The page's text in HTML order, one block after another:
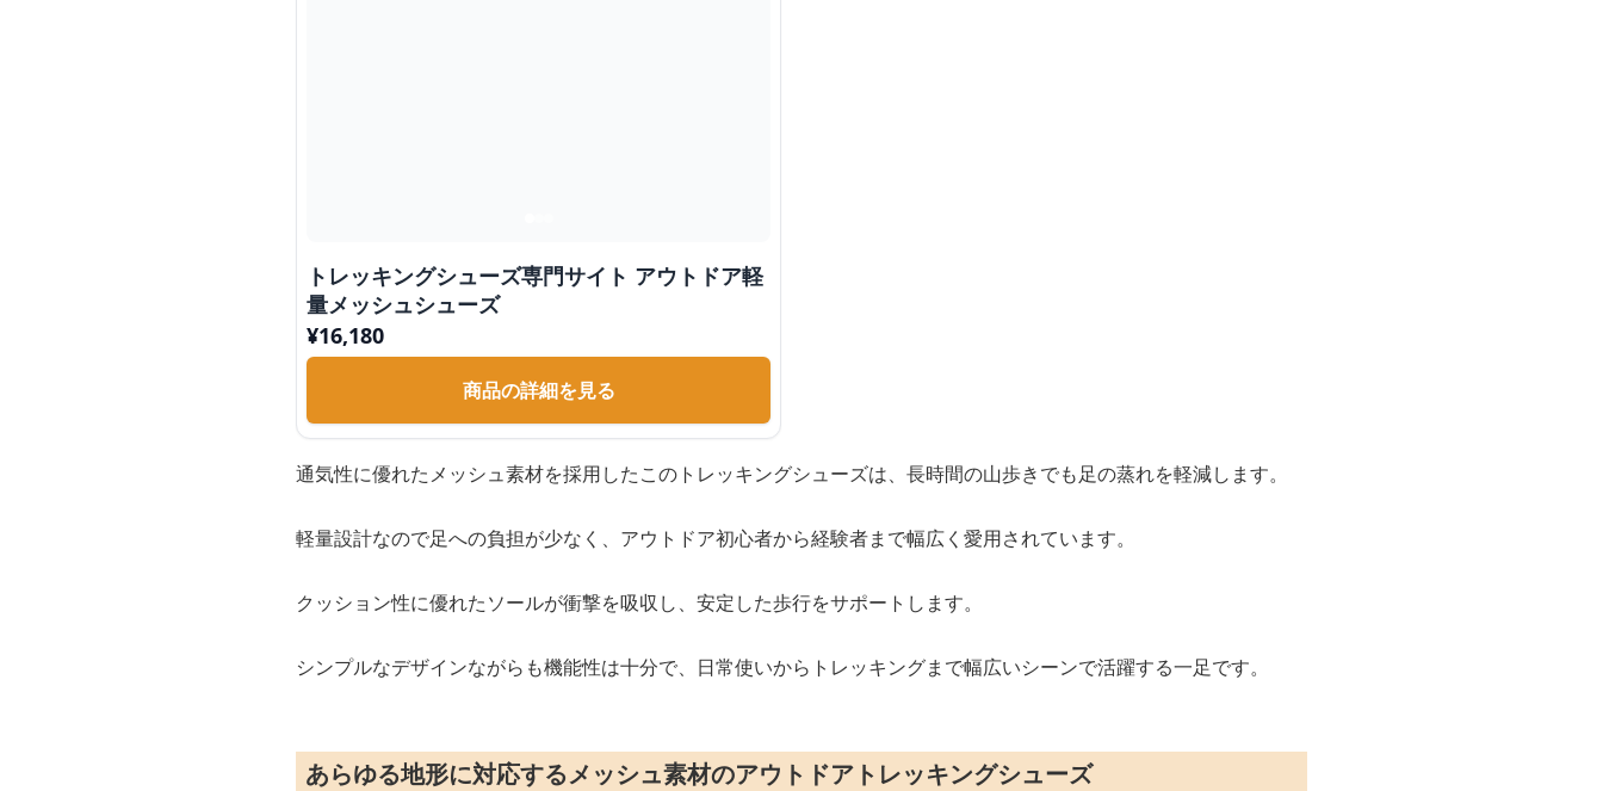
トレッキングシューズ専門サイト アウトドア軽
量メッシュシューズ
¥16,180
商品の詳細を見る
通気性に優れたメッシュ素材を採用したこのトレッキングシューズは、長時間の山歩きでも足の蒸れを軽減します。
軽量設計なので足への負担が少なく、アウトドア初心者から経験者まで幅広く愛用されています。
クッション性に優れたソールが衝撃を吸収し、安定した歩行をサポートします。
シンプルなデザインながらも機能性は十分で、日常使いからトレッキングまで幅広いシーンで活躍する一足です。
あらゆる地形に対応するメッシュ素材のアウトドアトレッキングシューズ